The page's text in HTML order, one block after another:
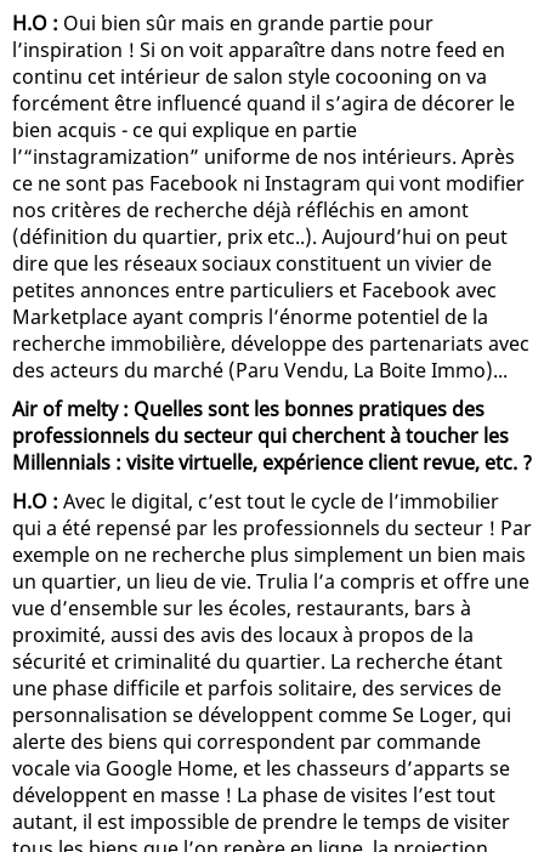
H.O : Oui bien sûr mais en grande partie pour
l’inspiration ! Si on voit apparaître dans notre feed en
continu cet intérieur de salon style cocooning on va
forcément être influencé quand il s’agira de décorer le
bien acquis - ce qui explique en partie
l’“instagramization” uniforme de nos intérieurs. Après
ce ne sont pas Facebook ni Instagram qui vont modifier
nos critères de recherche déjà réfléchis en amont
(définition du quartier, prix etc..). Aujourd’hui on peut
dire que les réseaux sociaux constituent un vivier de
petites annonces entre particuliers et Facebook avec
Marketplace ayant compris l’énorme potentiel de la
recherche immobilière, développe des partenariats avec
des acteurs du marché (Paru Vendu, La Boite Immo)...
Air of melty : Quelles sont les bonnes pratiques des
professionnels du secteur qui cherchent à toucher les
Millennials : visite virtuelle, expérience client revue, etc. ?
H.O : Avec le digital, c’est tout le cycle de l’immobilier
qui a été repensé par les professionnels du secteur ! Par
exemple on ne recherche plus simplement un bien mais
un quartier, un lieu de vie. Trulia l’a compris et offre une
vue d’ensemble sur les écoles, restaurants, bars à
proximité, aussi des avis des locaux à propos de la
sécurité et criminalité du quartier. La recherche étant
une phase difficile et parfois solitaire, des services de
personnalisation se développent comme Se Loger, qui
alerte des biens qui correspondent par commande
vocale via Google Home, et les chasseurs d’apparts se
développent en masse ! La phase de visites l’est tout
autant, il est impossible de prendre le temps de visiter